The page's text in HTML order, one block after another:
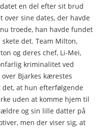
en del efter sit brud
over sine dates, der havde
troede, han havde fundet
det. Team Milton,
og deres chef, Li-Mei,
kriminalitet ved
Bjarkes kærestes
at hun efterfølgende
uden at komme hjem til
og sin lille datter på
men der viser sig, at